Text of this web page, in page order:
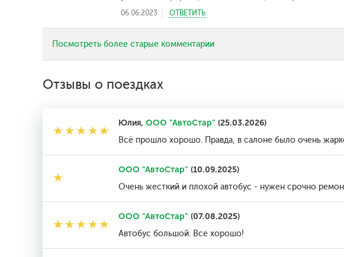
06.06.2023 ОТВЕТИТЬ
Посмотреть более старые комментарии
Отзывы о поездках
Юлия, ООО "АвтоСтар" (25.03.2026)
Всё прошло хорошо. Правда, в салоне было очень
ООО "АвтоСтар" (10.09.2025)
Очень жесткий и плохой автобус - нужен срочно
ООО "АвтоСтар" (07.08.2025)
Автобус большой. Все хорошо!